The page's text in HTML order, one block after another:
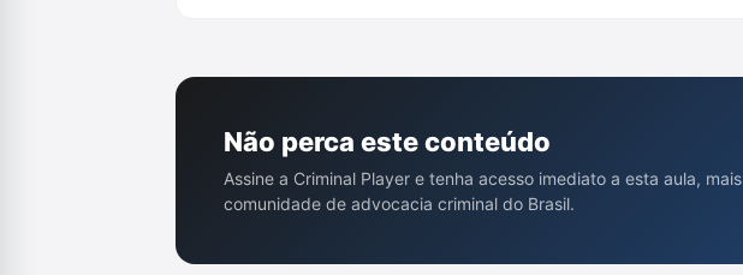
Não perca este conteúdo
Assine a Criminal Player e tenha acesso imediato a esta aula,
comunidade de advocacia criminal do Brasil.